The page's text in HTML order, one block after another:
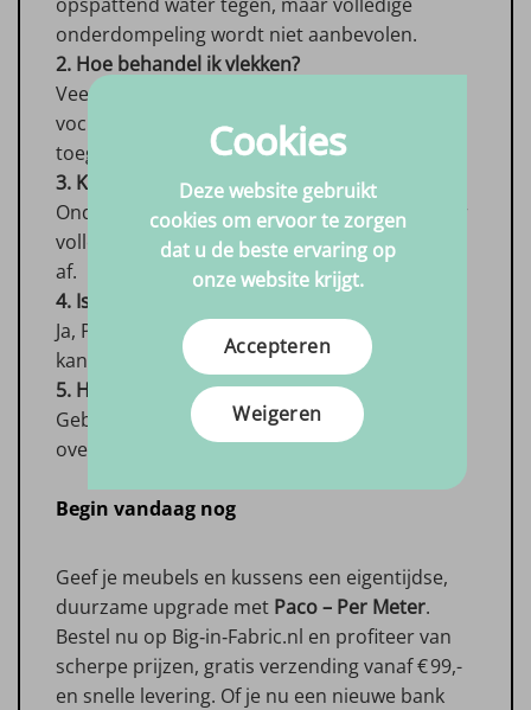
onderdompeling wordt niet aanbevolen.
2. Hoe behandel ik vlekken?
Veeg gemorste vloeistof direct weg met een
vochtige doek; professionele reiniging is
toegestaan.
3. Kan Paco buiten blijven liggen?
Onder overkappingen blijft de stof goed, maar
volle blootstelling aan regen beschermen we
af.
4. Is de stof UV-bestendig?
Ja, Paco is kleurvast, maar langdurige felle zon
kan na jaren lichte vervaging veroorzaken.
5. Hoe verwerk ik strakke naden?
Gebruik tijdelijke fixatie met spuitlijm en een
overlocksteek voor nette, duurzame randen.
Begin vandaag nog
Geef je meubels en kussens een eigentijdse,
duurzame upgrade met Paco – Per Meter.
Bestel nu op Big‑in‑Fabric.nl en profiteer van
scherpe prijzen, gratis verzending vanaf € 99,-
en snelle levering. Of je nu een nieuwe bank
Cookies
Deze website gebruikt
cookies om ervoor te zorgen
dat u de beste ervaring op
onze website krijgt.
Accepteren
Weigeren